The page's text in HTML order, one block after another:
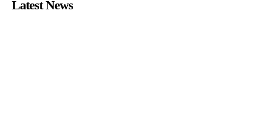
Latest News